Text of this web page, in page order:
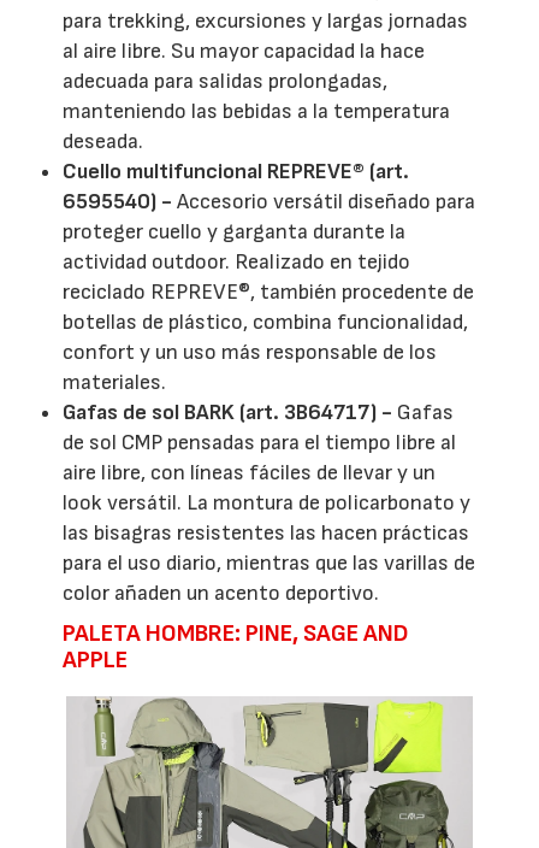
para trekking, excursiones y largas jornadas
al aire libre. Su mayor capacidad la hace
adecuada para salidas prolongadas,
manteniendo las bebidas a la temperatura
deseada.
Cuello multifuncional REPREVE® (art.
6595540) - Accesorio versátil diseñado para
proteger cuello y garganta durante la
actividad outdoor. Realizado en tejido
reciclado REPREVE®, también procedente de
botellas de plástico, combina funcionalidad,
confort y un uso más responsable de los
materiales.
Gafas de sol BARK (art. 3B64717) - Gafas
de sol CMP pensadas para el tiempo libre al
aire libre, con líneas fáciles de llevar y un
look versátil. La montura de policarbonato y
las bisagras resistentes las hacen prácticas
para el uso diario, mientras que las varillas de
color añaden un acento deportivo.
PALETA HOMBRE: PINE, SAGE AND
APPLE